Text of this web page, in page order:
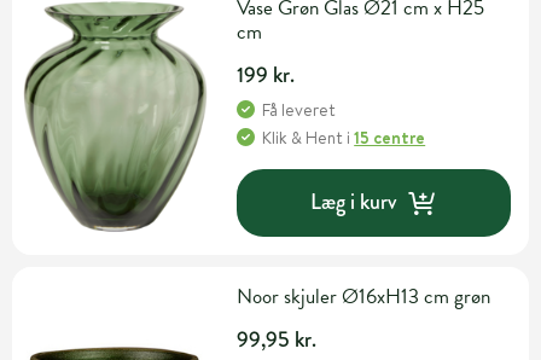
Vase Grøn Glas Ø21 cm x H25
cm
199 kr.
Få leveret
Klik & Hent i15 centre
Læg i kurv
Noor skjuler Ø16xH13 cm grøn
99,95 kr.